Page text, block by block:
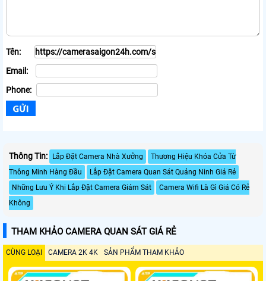
Tên:
Email:
Phone:
Thông Tin: Lắp Đặt Camera Nhà Xưởng
Thương Hiệu Khóa Cửa Từ
Thông Minh Hàng Đầu
Lắp Đặt Camera Quan Sát Quảng Ninh Giá Rẻ
Những Lưu Ý Khi Lắp Đặt Camera Giám Sát
Camera Wifi Là Gì Giá Có Rẻ
Không
THAM KHẢO CAMERA QUAN SÁT GIÁ RẺ
CÙNG LOẠI CAMERA 2K 4K SẢN PHẨM THAM KHẢO